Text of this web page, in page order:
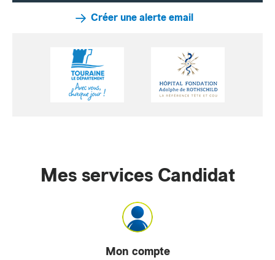
Créer une alerte email
Mes services Candidat
Mon compte